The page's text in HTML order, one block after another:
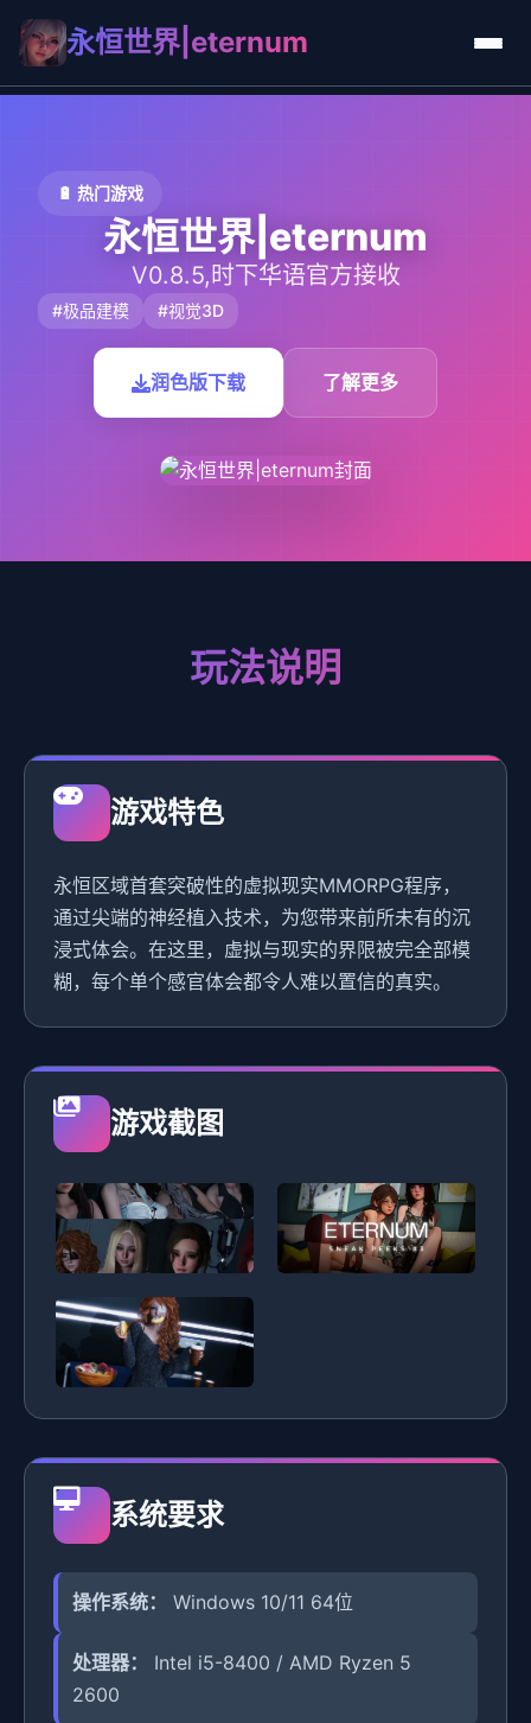
永恒世界|eternum
🔋 热门游戏
永恒世界|eternum
V0.8.5,时下华语官方接收
#极品建模 #视觉3D
润色版下载 了解更多
玩法说明
游戏特色
永恒区域首套突破性的虚拟现实MMORPG程序，
通过尖端的神经植入技术，为您带来前所未有的沉
浸式体会。在这里，虚拟与现实的界限被完全部模
糊，每个单个感官体会都令人难以置信的真实。
游戏截图
系统要求
操作系统： Windows 10/11 64位
处理器：
Intel i5-8400 / AMD Ryzen 5
2600